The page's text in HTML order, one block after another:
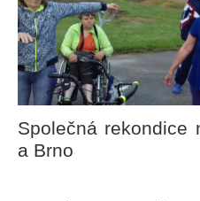
Společná rekondice
a Brno